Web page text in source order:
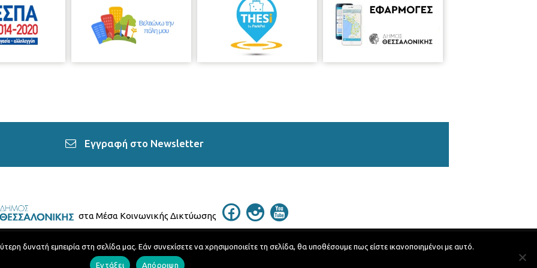
Εγγραφή στο Newsletter
στα Μέσα Κοινωνικής Δικτύωσης
Τηλεφωνικός Κατάλογος Developed byMyCompany Projects
δυνατή εμπειρία στη σελίδα μας. Εάν συνεχίσετε να χρησιμοποιείτε τη σελίδα, θα υποθέσουμε πως είστε ικανοποιημένοι με αυτό.
Εντάξει Απόρριψη